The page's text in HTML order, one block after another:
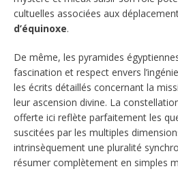
cultuelles associées aux
d’équinoxe.
De même, les pyramides
fascination et respect envers
les écrits détaillés concernant la
leur ascension divine. La
offerte ici reflète parfaitement les
suscitées par les multiples
intrinsèquement une pluralité
résumer complètement en simples